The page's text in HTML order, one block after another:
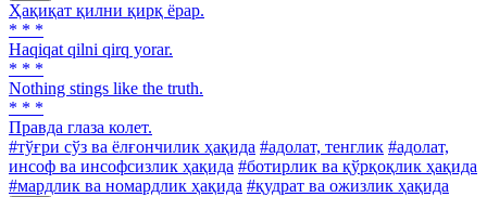
Ҳақиқат қилни қирқ ёрар.
* * *
Haqiqat qilni qirq yorar.
* * *
Nothing stings like the truth.
* * *
Правда глаза колет.
#тўғри сўз ва ёлғончилик ҳақида #адолат, тенглик #адолат,
инсоф ва инсофсизлик ҳақида #ботирлик ва қўрқоқлик ҳақида
#мардлик ва номардлик ҳақида #қудрат ва ожизлик ҳақида